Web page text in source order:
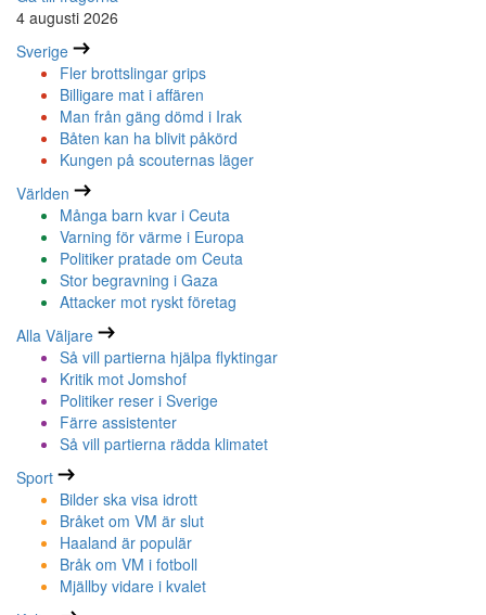
4 augusti 2026
Sverige
Fler brottslingar grips
Billigare mat i affären
Man från gäng dömd i Irak
Båten kan ha blivit påkörd
Kungen på scouternas läger
Världen
Många barn kvar i Ceuta
Varning för värme i Europa
Politiker pratade om Ceuta
Stor begravning i Gaza
Attacker mot ryskt företag
Alla Väljare
Så vill partierna hjälpa flyktingar
Kritik mot Jomshof
Politiker reser i Sverige
Färre assistenter
Så vill partierna rädda klimatet
Sport
Bilder ska visa idrott
Bråket om VM är slut
Haaland är populär
Bråk om VM i fotboll
Mjällby vidare i kvalet